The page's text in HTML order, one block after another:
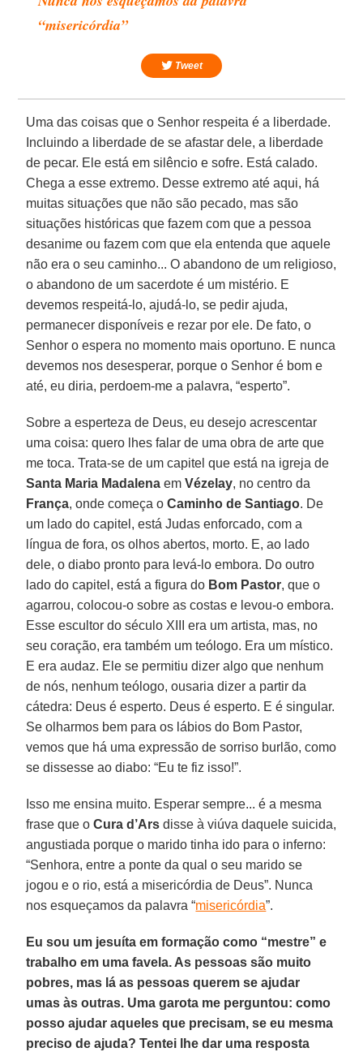
“misericórdia”
Tweet
Uma das coisas que o Senhor respeita é a liberdade.
Incluindo a liberdade de se afastar dele, a liberdade
de pecar. Ele está em silêncio e sofre. Está calado.
Chega a esse extremo. Desse extremo até aqui, há
muitas situações que não são pecado, mas são
situações históricas que fazem com que a pessoa
desanime ou fazem com que ela entenda que aquele
não era o seu caminho... O abandono de um religioso,
o abandono de um sacerdote é um mistério. E
devemos respeitá-lo, ajudá-lo, se pedir ajuda,
permanecer disponíveis e rezar por ele. De fato, o
Senhor o espera no momento mais oportuno. E nunca
devemos nos desesperar, porque o Senhor é bom e
até, eu diria, perdoem-me a palavra, “esperto”.
Sobre a esperteza de Deus, eu desejo acrescentar
uma coisa: quero lhes falar de uma obra de arte que
me toca. Trata-se de um capitel que está na igreja de
Santa Maria Madalena emVézelay, no centro da
França, onde começa oCaminho de Santiago. De
um lado do capitel, está Judas enforcado, com a
língua de fora, os olhos abertos, morto. E, ao lado
dele, o diabo pronto para levá-lo embora. Do outro
lado do capitel, está a figura do Bom Pastor, que o
agarrou, colocou-o sobre as costas e levou-o embora.
Esse escultor do século XIII era um artista, mas, no
seu coração, era também um teólogo. Era um místico.
E era audaz. Ele se permitiu dizer algo que nenhum
de nós, nenhum teólogo, ousaria dizer a partir da
cátedra: Deus é esperto. Deus é esperto. E é singular.
Se olharmos bem para os lábios do Bom Pastor,
vemos que há uma expressão de sorriso burlão, como
se dissesse ao diabo: “Eu te fiz isso!”.
Isso me ensina muito. Esperar sempre... é a mesma
frase que oCura d’Ars disse à viúva daquele suicida,
angustiada porque o marido tinha ido para o inferno:
“Senhora, entre a ponte da qual o seu marido se
jogou e o rio, está a misericórdia de Deus”. Nunca
nos esqueçamos da palavra “misericórdia”.
Eu sou um jesuíta em formação como “mestre” e
trabalho em uma favela. As pessoas são muito
pobres, mas lá as pessoas querem se ajudar
umas às outras. Uma garota me perguntou: como
posso ajudar aqueles que precisam, se eu mesma
preciso de ajuda? Tentei lhe dar uma resposta